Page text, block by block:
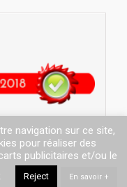
navigation sur ce site,
pour réaliser des
publicitaires et/ou le
Reject En savoir +